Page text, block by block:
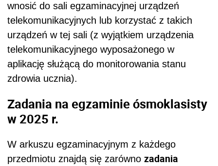
wnosić do sali egzaminacyjnej urządzeń
telekomunikacyjnych lub korzystać z takich
urządzeń w tej sali (z wyjątkiem urządzenia
telekomunikacyjnego wyposażonego w
aplikację służącą do monitorowania stanu
zdrowia ucznia).
Zadania na egzaminie ósmoklasisty
w 2025 r.
W arkuszu egzaminacyjnym ‎z każdego
przedmiotu znajdą się zarówno zadania